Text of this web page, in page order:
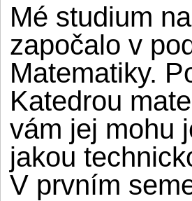
Mé studium
započalo v
Matematiky.
Katedrou
vám jej mohu
jakou
V prvním